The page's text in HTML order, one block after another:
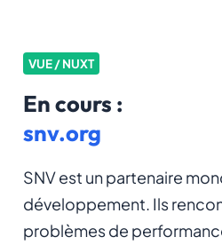
VUE / NUXT
En cours :
snv.org
SNV est un partenaire
développement. Ils
problèmes de